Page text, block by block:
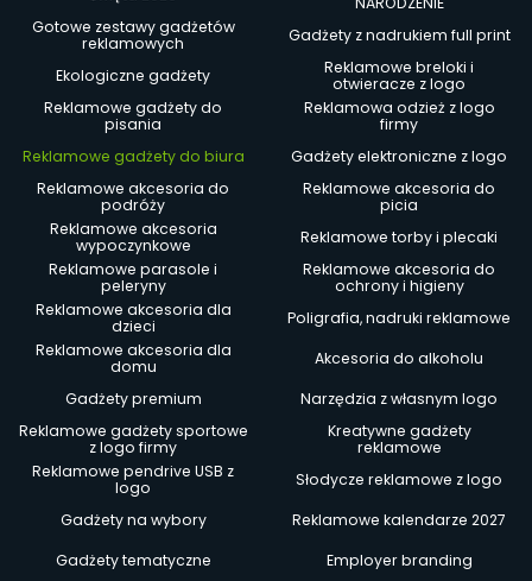
Gotowe zestawy gadżetów
reklamowych
Gadżety z nadrukiem full print
Ekologiczne gadżety
Reklamowe breloki i
otwieracze z logo
Reklamowe gadżety do
pisania
Reklamowa odzież z logo
firmy
Reklamowe gadżety do biura
Gadżety elektroniczne z logo
Reklamowe akcesoria do
podróży
Reklamowe akcesoria do
picia
Reklamowe akcesoria
wypoczynkowe
Reklamowe torby i plecaki
Reklamowe parasole i
peleryny
Reklamowe akcesoria do
ochrony i higieny
Reklamowe akcesoria dla
dzieci
Poligrafia, nadruki reklamowe
Reklamowe akcesoria dla
domu
Akcesoria do alkoholu
Gadżety premium
Narzędzia z własnym logo
Reklamowe gadżety sportowe
z logo firmy
Kreatywne gadżety
reklamowe
Reklamowe pendrive USB z
logo
Słodycze reklamowe z logo
Gadżety na wybory
Reklamowe kalendarze 2027
Gadżety tematyczne
Employer branding